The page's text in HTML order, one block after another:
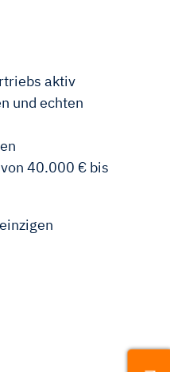
aktiv
und echten
40.000 € bis